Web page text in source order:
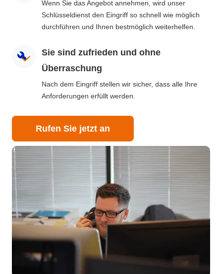
Wenn Sie das Angebot annehmen, wird unser
Schlüsseldienst den Eingriff so schnell wie möglich
durchführen und Ihnen bestmöglich weiterhelfen.
Sie sind zufrieden und ohne
Überraschung
Nach dem Eingriff stellen wir sicher, dass alle Ihre
Anforderungen erfüllt werden.
Rufen Sie jetzt an